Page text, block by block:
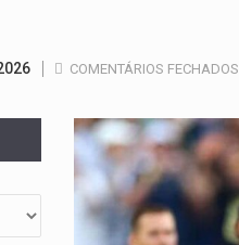
COMENTÁRIOS FECHADOS